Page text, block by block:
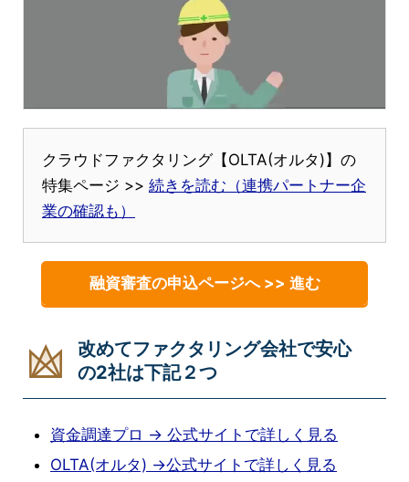
クラウドファクタリング【OLTA(オルタ)】の
特集ページ >> 続きを読む（連携パートナー企
業の確認も）
融資審査の申込ページへ >> 進む
改めてファクタリング会社で安心
の2社は下記２つ
資金調達プロ → 公式サイトで詳しく見る
OLTA(オルタ) →公式サイトで詳しく見る